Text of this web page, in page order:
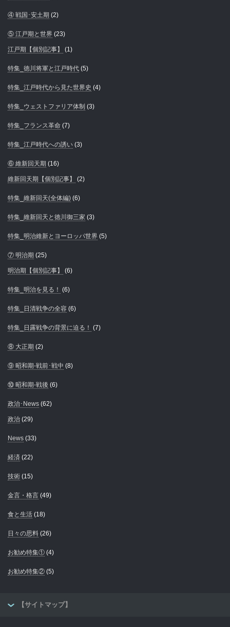
④ 戦国･安土期 (2)
⑤ 江戸期と世界 (23)
江戸期【個別記事】 (1)
特集_徳川将軍と江戸時代 (5)
特集_江戸時代から見た世界史 (4)
特集_ウェストファリア体制 (3)
特集_フランス革命 (7)
特集_江戸時代への誘い (3)
⑥ 維新回天期 (16)
維新回天期【個別記事】 (2)
特集_維新回天(全体編) (6)
特集_維新回天と徳川御三家 (3)
特集_明治維新とヨーロッパ世界 (5)
⑦ 明治期 (25)
明治期【個別記事】 (6)
特集_明治を見る！ (6)
特集_日清戦争の全容 (6)
特集_日露戦争の背景に迫る！ (7)
⑧ 大正期 (2)
⑨ 昭和期-戦前･戦中 (8)
⑩ 昭和期-戦後 (6)
政治･News (62)
政治 (29)
News (33)
経済 (22)
技術 (15)
金言・格言 (49)
食と生活 (18)
日々の思料 (26)
お勧め特集① (4)
お勧め特集② (5)
【サイトマップ】